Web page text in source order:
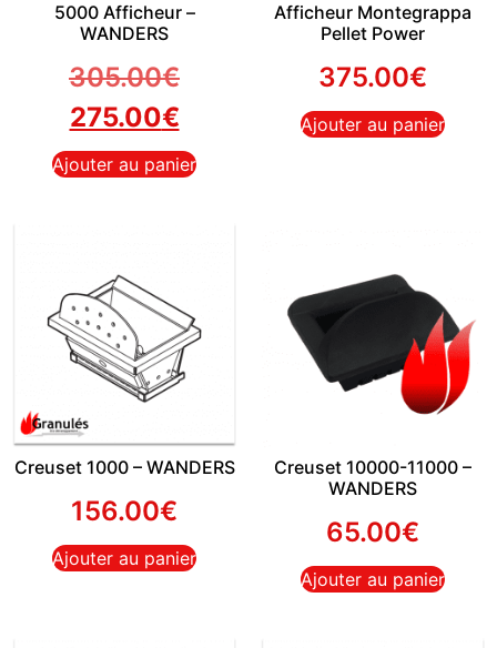
5000 Afficheur –
WANDERS
305.00€
275.00€
Ajouter au panier
Afficheur Montegrappa
Pellet Power
375.00€
Ajouter au panier
Creuset 1000 – WANDERS
156.00€
Ajouter au panier
Creuset 10000-11000 –
WANDERS
65.00€
Ajouter au panier